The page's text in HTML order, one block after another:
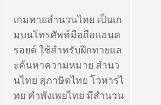
เกมทายสำนวนไทย เป็นเก
มบนโทรศัพท์มือถือแอนด
รอยด์ ใช้สำหรับฝึกทายแล
ะค้นหาความหมาย สำนว
นไทย สุภาษิตไทย โวหารไ
ทย คำพังเพยไทย มีสำนวน